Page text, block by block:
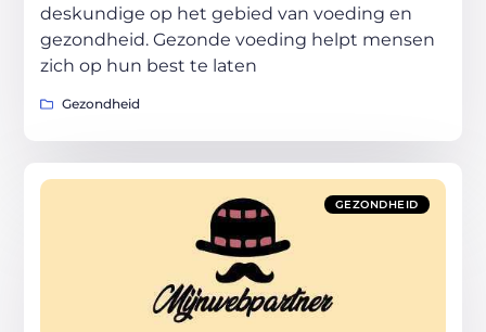
deskundige op het gebied van voeding en
gezondheid. Gezonde voeding helpt mensen
zich op hun best te laten
Gezondheid
GEZONDHEID